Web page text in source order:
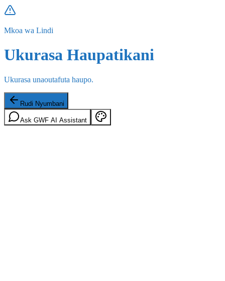
Mkoa wa Lindi
Ukurasa Haupatikani
Ukurasa unaoutafuta haupo.
Rudi Nyumbani
Ask GWF AI Assistant